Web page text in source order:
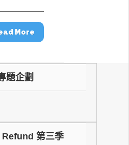
More
題企劃
第三季